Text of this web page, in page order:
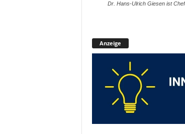
Dr. Hans-Ulrich Giesen ist
Anzeige